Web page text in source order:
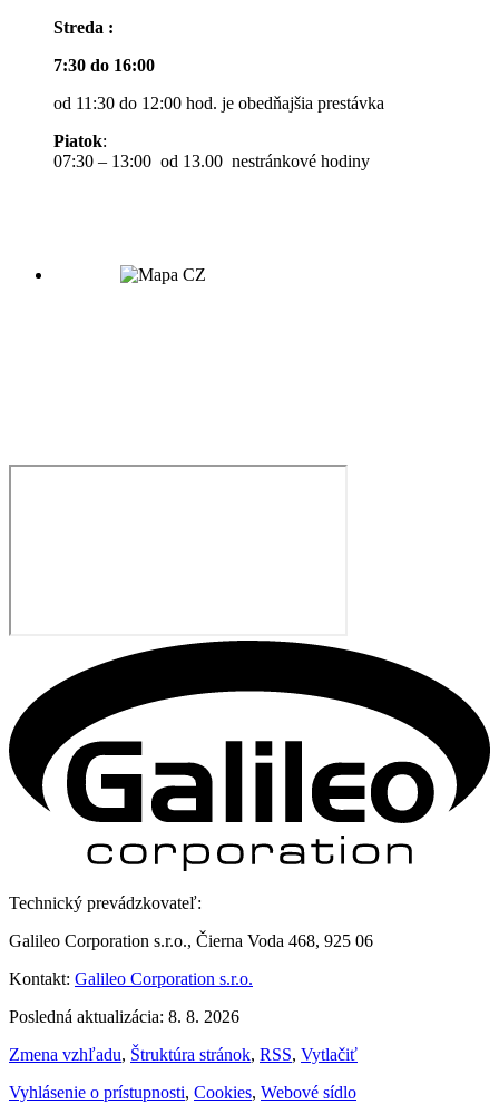
Streda :
7:30 do 16:00
od 11:30 do 12:00 hod. je obedňajšia prestávka
Piatok:
07:30 – 13:00 od 13.00 nestránkové hodiny
Technický prevádzkovateľ:
Galileo Corporation s.r.o., Čierna Voda 468, 925 06
Kontakt: Galileo Corporation s.r.o.
Posledná aktualizácia: 8. 8. 2026
Zmena vzhľadu, Štruktúra stránok, RSS, Vytlačiť
Vyhlásenie o prístupnosti, Cookies, Webové sídlo